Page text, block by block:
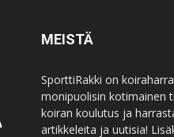
MEISTÄ
SporttiRakki on
monipuolisin kotimainen
koiran koulutus ja
artikkeleita ja uutisia!